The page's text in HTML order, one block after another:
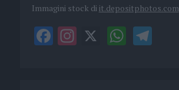
Immagini stock di it.depositphotos.com